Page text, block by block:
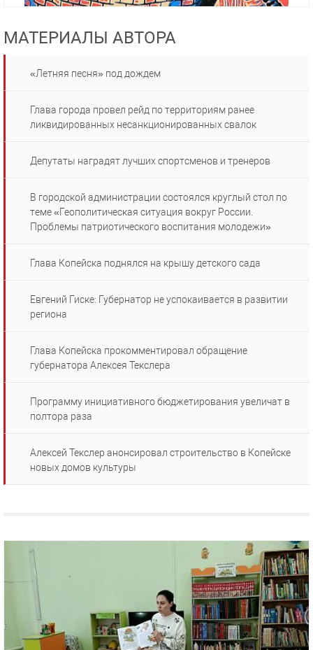
МАТЕРИАЛЫ АВТОРА
«Летняя песня» под дождем
Глава города провел рейд по территориям ранее
ликвидированных несанкционированных свалок
Депутаты наградят лучших спортсменов и тренеров
В городской администрации состоялся круглый стол по
теме «Геополитическая ситуация вокруг России.
Проблемы патриотического воспитания молодежи»
Глава Копейска поднялся на крышу детского сада
Евгений Гиске: Губернатор не успокаивается в развитии
региона
Глава Копейска прокомментировал обращение
губернатора Алексея Текслера
Программу инициативного бюджетирования увеличат в
полтора раза
Алексей Текслер анонсировал строительство в Копейске
новых домов культуры